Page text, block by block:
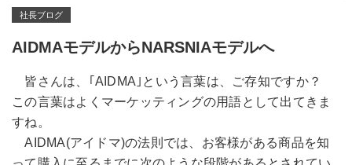
社長ブログ
AIDMAモデルからNARSNIAモデルへ
皆さんは、｢AIDMA｣という言葉は、ご存知ですか？
この言葉はよくマーケッティングの用語として出てきま
すね。
AIDMA(アイドマ)の法則では、お客様がある商品を知